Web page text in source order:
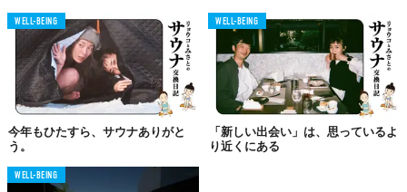
© 株式会社リバース
茶畑のような段々座席で絶景を楽しむ
『サバス』3号車は、静岡鉄道が運行していた路線バスの車両を改
造して製作された。
WELL-BEING
今年もひたすら、サウナありがと
う。
WELL-BEING
「新しい出会い」は、思っているよ
り近くにある
WELL-BEING